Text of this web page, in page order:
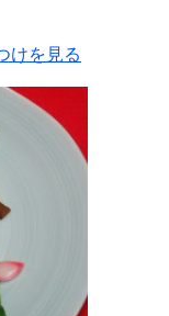
けを見る